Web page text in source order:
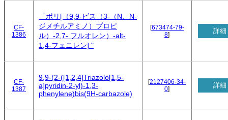
CF-
1386
「ポリ[（9,9-ビス（3-（N、N-
ジメチルアミノ）プロピ
ル）-2,7- フルオレン）-alt-
1,4-フェニレン] "
[673474-79-
8] 詳細
CF-
1387
9,9-(2-([1,2,4]Triazolo[1,5-
a]pyridin-2-yl)-1,3-
phenylene)bis(9H-carbazole)
[2127406-34-
0] 詳細